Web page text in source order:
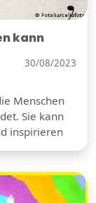
kann
30/08/2023
Menschen
Sie kann
inspirieren